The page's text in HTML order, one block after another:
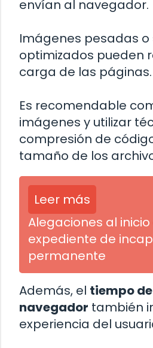
envían al navegador.
Imágenes pesadas
optimizados pueden
carga de las páginas.
Es recomendable
imágenes y utilizar
compresión de
tamaño de los
Leer más
Alegaciones al
expediente de
permanente
Además, el tiempo
navegador también
experiencia del